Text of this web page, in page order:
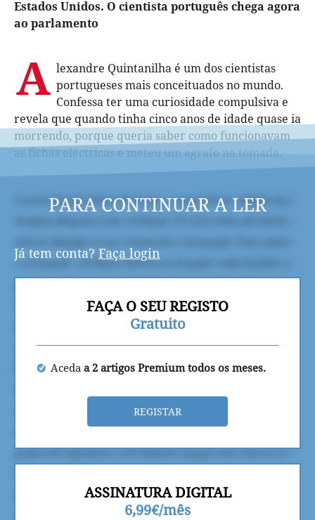
Estados Unidos. O cientista português chega agora
ao parlamento
A lexandre Quintanilha é um dos cientistas
portugueses mais conceituados no mundo.
Confessa ter uma curiosidade compulsiva e
revela que quando tinha cinco anos de idade quase ia
morrendo, porque queria saber como funcionavam
as fichas eléctricas e meteu um agrafo na tomada.
PARA CONTINUAR A LER
Já tem conta? Faça login
FAÇA O SEU REGISTO
Gratuito
Aceda a 2 artigos Premium todos os meses.
REGISTAR
ASSINATURA DIGITAL
6,99€/mês